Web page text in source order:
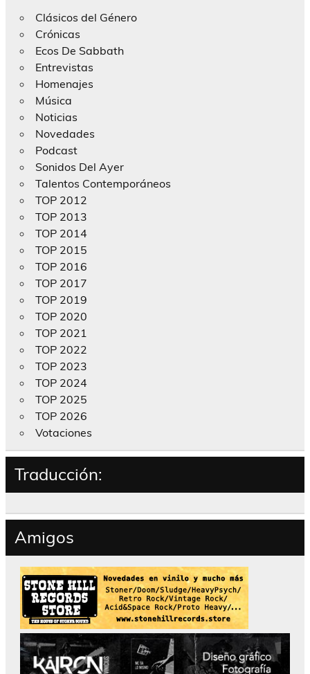
Clásicos del Género
Crónicas
Ecos De Sabbath
Entrevistas
Homenajes
Música
Noticias
Novedades
Podcast
Sonidos Del Ayer
Talentos Contemporáneos
TOP 2012
TOP 2013
TOP 2014
TOP 2015
TOP 2016
TOP 2017
TOP 2019
TOP 2020
TOP 2021
TOP 2022
TOP 2023
TOP 2024
TOP 2025
TOP 2026
Votaciones
Traducción:
Amigos